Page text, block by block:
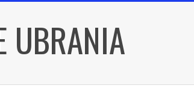
UBRANIA